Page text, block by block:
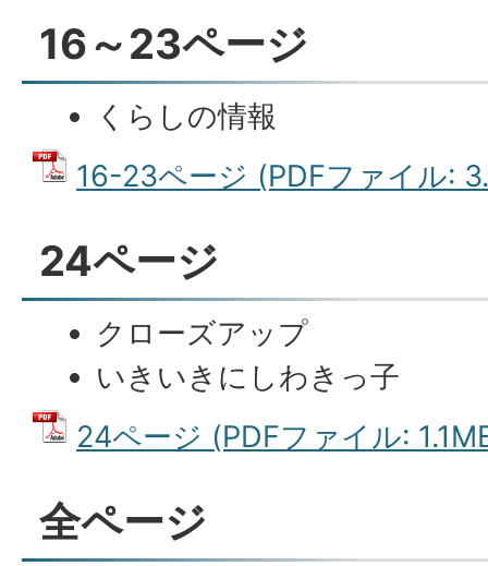
16～23ページ
くらしの情報
16-23ページ (PDFファイル:
24ページ
クローズアップ
いきいきにしわきっ子
24ページ (PDFファイル:
全ページ